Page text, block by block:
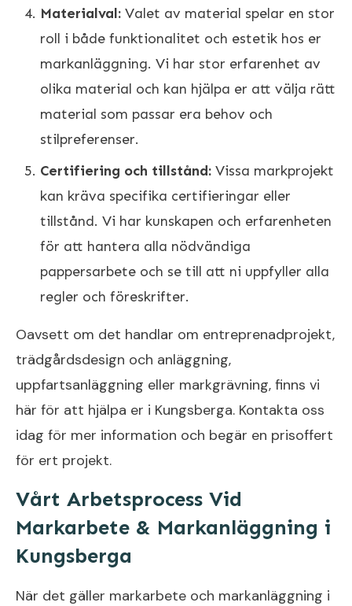
Materialval: Valet av material spelar en stor
roll i både funktionalitet och estetik hos er
markanläggning. Vi har stor erfarenhet av
olika material och kan hjälpa er att välja rätt
material som passar era behov och
stilpreferenser.
Certifiering och tillstånd: Vissa markprojekt
kan kräva specifika certifieringar eller
tillstånd. Vi har kunskapen och erfarenheten
för att hantera alla nödvändiga
pappersarbete och se till att ni uppfyller alla
regler och föreskrifter.
Oavsett om det handlar om entreprenadprojekt,
trädgårdsdesign och anläggning,
uppfartsanläggning eller markgrävning, finns vi
här för att hjälpa er i Kungsberga. Kontakta oss
idag för mer information och begär en prisoffert
för ert projekt.
Vårt Arbetsprocess Vid
Markarbete & Markanläggning i
Kungsberga
När det gäller markarbete och markanläggning i